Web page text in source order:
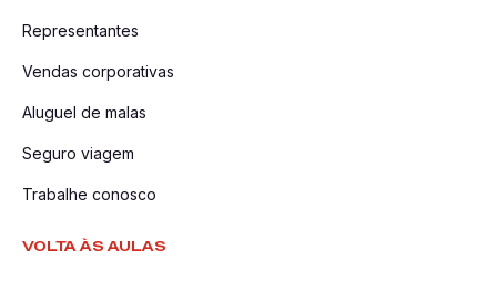
Representantes
Vendas corporativas
Aluguel de malas
Seguro viagem
Trabalhe conosco
VOLTA ÀS AULAS